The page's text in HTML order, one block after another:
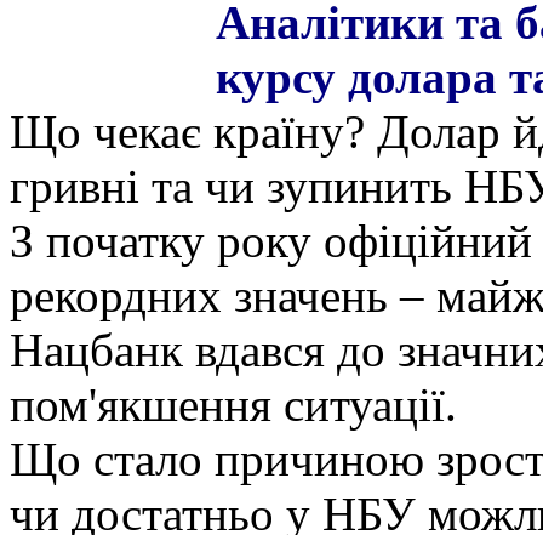
Аналітики та
курсу долара
Що чекає країну? Долар
гривні та чи зупинить
З початку року
рекордних значень –
Нацбанк вдався до
пом'якшення ситуації.
Що стало причиною
чи достатньо у НБУ